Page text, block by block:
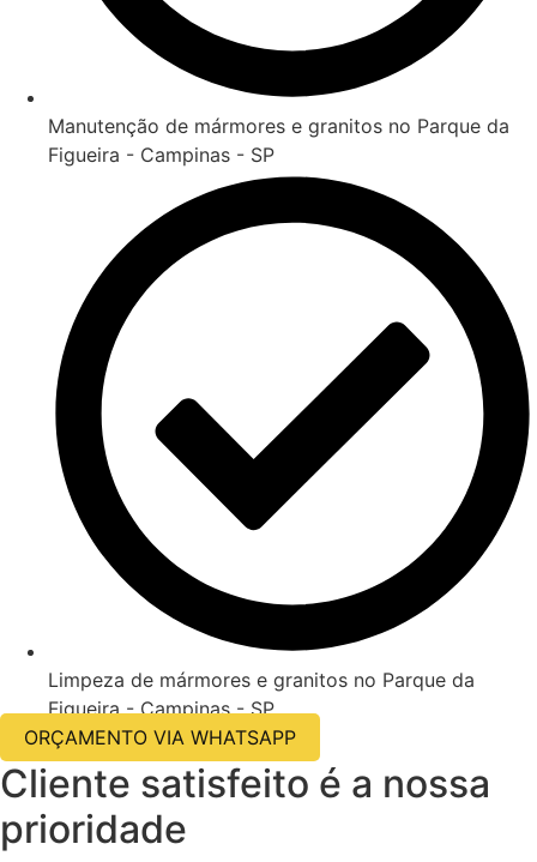
Manutenção de mármores e granitos no Parque da
Figueira - Campinas - SP
Limpeza de mármores e granitos no Parque da
Figueira - Campinas - SP
ORÇAMENTO VIA WHATSAPP
Cliente satisfeito é a nossa
prioridade